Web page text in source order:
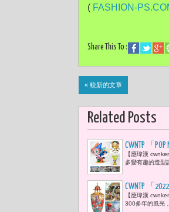
( FASHION-
Share This To :
« 較新的文章
Related Posts
CWNTP 「
【應瑋漢
多變有趣的造型
CWNTP 「
【應瑋漢
300多年的風光